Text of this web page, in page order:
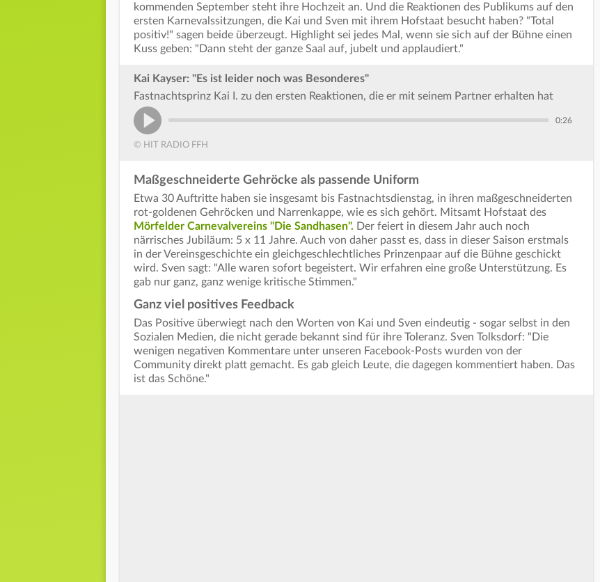
kommenden September steht ihre Hochzeit an. Und die Reaktionen des Publikums auf den
ersten Karnevalssitzungen, die Kai und Sven mit ihrem Hofstaat besucht haben? "Total
positiv!" sagen beide überzeugt. Highlight sei jedes Mal, wenn sie sich auf der Bühne einen
Kuss geben: "Dann steht der ganze Saal auf, jubelt und applaudiert."
Kai Kayser: "Es ist leider noch was Besonderes"
Fastnachtsprinz Kai I. zu den ersten Reaktionen, die er mit seinem Partner erhalten hat
0:26
© HIT RADIO FFH
Maßgeschneiderte Gehröcke als passende Uniform
Etwa 30 Auftritte haben sie insgesamt bis Fastnachtsdienstag, in ihren maßgeschneiderten
rot-goldenen Gehröcken und Narrenkappe, wie es sich gehört. Mitsamt Hofstaat des
Mörfelder Carnevalvereins "Die Sandhasen". Der feiert in diesem Jahr auch noch
närrisches Jubiläum: 5 x 11 Jahre. Auch von daher passt es, dass in dieser Saison erstmals
in der Vereinsgeschichte ein gleichgeschlechtliches Prinzenpaar auf die Bühne geschickt
wird. Sven sagt: "Alle waren sofort begeistert. Wir erfahren eine große Unterstützung. Es
gab nur ganz, ganz wenige kritische Stimmen."
Ganz viel positives Feedback
Das Positive überwiegt nach den Worten von Kai und Sven eindeutig - sogar selbst in den
Sozialen Medien, die nicht gerade bekannt sind für ihre Toleranz. Sven Tolksdorf: "Die
wenigen negativen Kommentare unter unseren Facebook-Posts wurden von der
Community direkt platt gemacht. Es gab gleich Leute, die dagegen kommentiert haben. Das
ist das Schöne."